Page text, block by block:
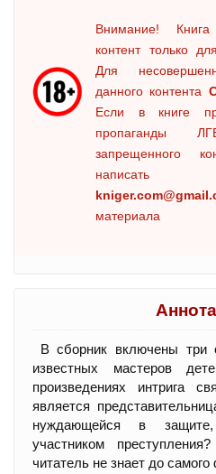
Внимание!
контент только
Для
данного контента
Если в книге
пропаганды
запрещенного
материала
В сборник включены три
известных мастеров
произведениях интрига
является
нуждающейся в
участником
читатель не знает до